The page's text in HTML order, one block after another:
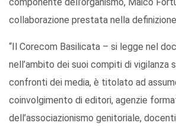
componente dell’organismo, Maico
collaborazione prestata nella
“Il Corecom Basilicata – si legge nel
nell’ambito dei suoi compiti di vigilanza
confronti dei media, è titolato ad
coinvolgimento di editori, agenzie
dell’associazionismo genitoriale,